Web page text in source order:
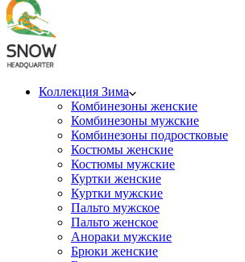
Коллекция Зима
Комбинезоны женские
Комбинезоны мужские
Комбинезоны подростковые
Костюмы женские
Костюмы мужские
Куртки женские
Куртки мужские
Пальто мужское
Пальто женское
Анораки мужские
Брюки женские